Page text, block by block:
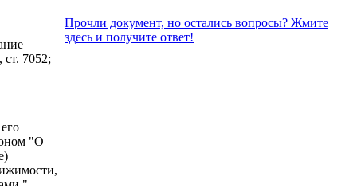
7052;
"О
Прочли документ, но остались вопросы? Жмите
здесь и получите ответ!